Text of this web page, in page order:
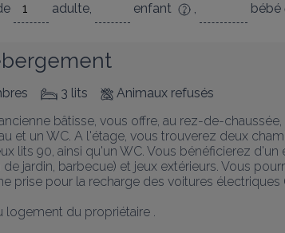
adulte, enfant , bébé
3 lits
Animaux refusés
bâtisse, vous offre, au rez-de-
et un WC. A l'étage, vous trouverez deux
lits 90, ainsi qu'un WC. Vous bénéficierez
jardin, barbecue) et jeux extérieurs. Vous
prise pour la recharge des voitures électriques
logement du propriétaire .